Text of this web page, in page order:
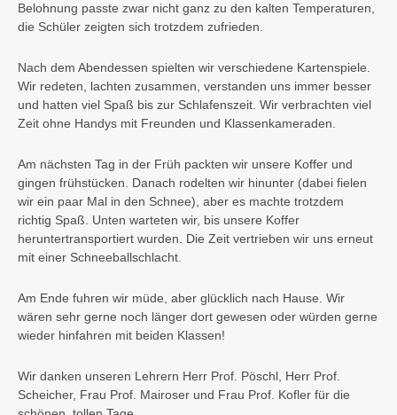
Belohnung passte zwar nicht ganz zu den kalten Temperaturen,
die Schüler zeigten sich trotzdem zufrieden.
Nach dem Abendessen spielten wir verschiedene Kartenspiele.
Wir redeten, lachten zusammen, verstanden uns immer besser
und hatten viel Spaß bis zur Schlafenszeit. Wir verbrachten viel
Zeit ohne Handys mit Freunden und Klassenkameraden.
Am nächsten Tag in der Früh packten wir unsere Koffer und
gingen frühstücken. Danach rodelten wir hinunter (dabei fielen
wir ein paar Mal in den Schnee), aber es machte trotzdem
richtig Spaß. Unten warteten wir, bis unsere Koffer
heruntertransportiert wurden. Die Zeit vertrieben wir uns erneut
mit einer Schneeballschlacht.
Am Ende fuhren wir müde, aber glücklich nach Hause. Wir
wären sehr gerne noch länger dort gewesen oder würden gerne
wieder hinfahren mit beiden Klassen!
Wir danken unseren Lehrern Herr Prof. Pöschl, Herr Prof.
Scheicher, Frau Prof. Mairoser und Frau Prof. Kofler für die